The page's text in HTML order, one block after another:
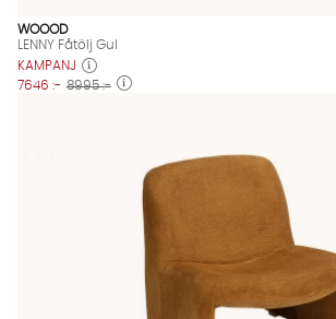
WOOOD
LENNY Fåtölj Gul
KAMPANJ
7646 :- 8995 :-